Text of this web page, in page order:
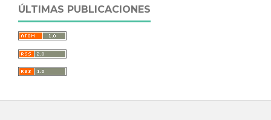
ÚLTIMAS PUBLICACIONES